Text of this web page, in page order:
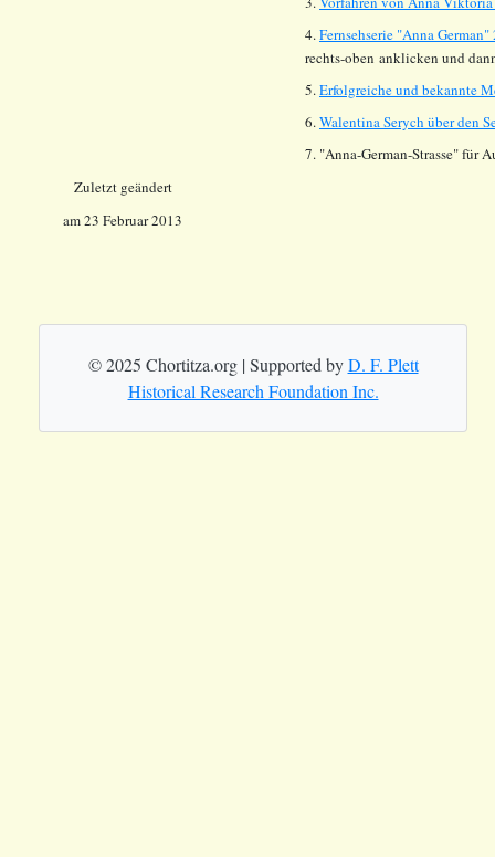
4.Fernsehserie "Anna
rechts-oben anklicken und
5.Erfolgreiche und bekannte
6.Walentina Serych über den
7. "Anna-German-Strasse" für
Zuletzt geändert
am 23 Februar 2013
© 2025 Chortitza.org | Supported byD. F. Plett
Historical Research Foundation Inc.